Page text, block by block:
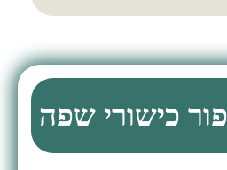
כישורי שפה